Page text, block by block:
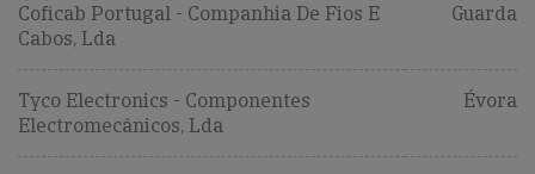
Coficab Portugal - Companhia De Fios E
Cabos, Lda
Guarda
Tyco Electronics - Componentes
Electromecânicos, Lda
Évora